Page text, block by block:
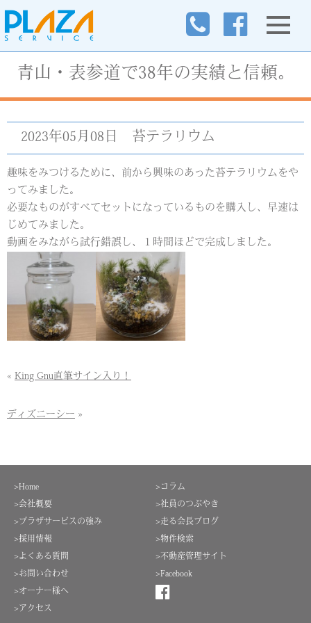
青山・表参道で38年の実績と信頼。
2023年05月08日 苔テラリウム
趣味をみつけるために、前から興味のあった苔テラリウムをや
ってみました。
必要なものがすべてセットになっているものを購入し、早速は
じめてみました。
動画をみながら試行錯誤し、１時間ほどで完成しました。
« King Gnu直筆サイン入り！
ディズニーシー »
>コラム
>社員のつぶやき
>走る会長ブログ
>物件検索
>不動産管理サイト
>Facebook
>Home
>会社概要
>プラザサービスの強み
>採用情報
>よくある質問
>お問い合わせ
>オーナー様へ
>アクセス